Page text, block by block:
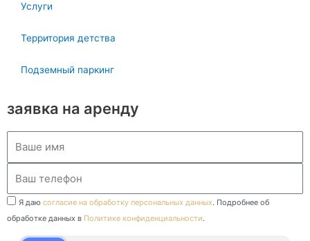
Услуги
Территория детства
Подземный паркинг
заявка на аренду
имя
телефон
Ваш
телефон
Я даю согласие на обработку персональных данных. Подробнее об
обработке данных в Политике конфиденциальности.